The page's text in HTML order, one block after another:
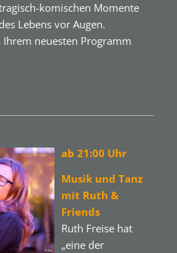
komischen Momente
des Lebens vor Augen.
Ihrem neuesten Programm
ab 21:00 Uhr
Musik und Tanz
mit Ruth &
Friends
Ruth Freise hat
„eine der